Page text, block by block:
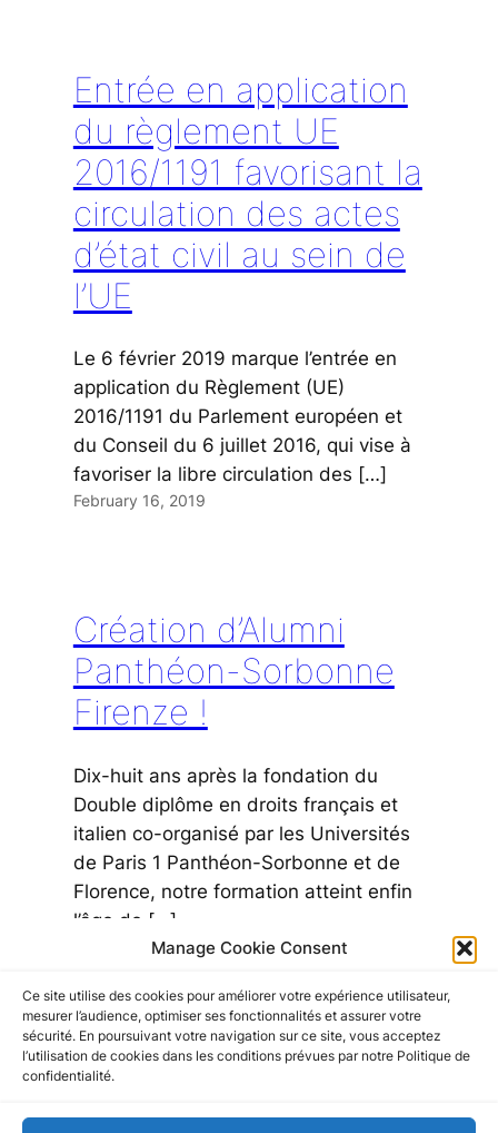
Manage Cookie Consent
Ce site utilise des cookies pour améliorer votre expérience utilisateur,
mesurer l’audience, optimiser ses fonctionnalités et assurer votre
sécurité. En poursuivant votre navigation sur ce site, vous acceptez
l’utilisation de cookies dans les conditions prévues par notre Politique de
confidentialité.
Entrée en application
du règlement UE
2016/1191 favorisant la
circulation des actes
d’état civil au sein de
l’UE
Le 6 février 2019 marque l’entrée en
application du Règlement (UE)
2016/1191 du Parlement européen et
du Conseil du 6 juillet 2016, qui vise à
favoriser la libre circulation des […]
February 16, 2019
Création d’Alumni
Panthéon-Sorbonne
Firenze !
Dix-huit ans après la fondation du
Double diplôme en droits français et
italien co-organisé par les Universités
de Paris 1 Panthéon-Sorbonne et de
Florence, notre formation atteint enfin
l’âge de […]
March 17, 2018
Alumni Panthéon-Sorbonne Firenze
Nous contacter